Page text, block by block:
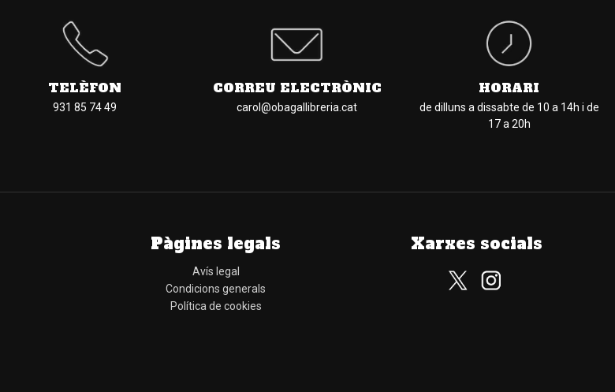
TELÈFON
931 85 74 49
CORREU ELECTRÒNIC
carol@obagallibreria.cat
HORARI
de dilluns a dissabte de 10 a 14h i de
17 a 20h
Pàgines legals
Avís legal
Condicions generals
Política de cookies
Xarxes socials